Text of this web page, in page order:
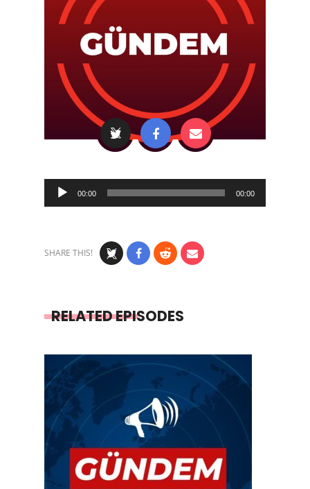
Audio
Player
00:00 00:00
SHARE THIS!
RELATED EPISODES